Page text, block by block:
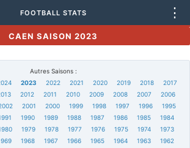
FOOTBALL STATS ⋮
CAEN SAISON 2023
Autres Saisons :
2023 2022 2021 2020 2019 2018
2017
2012 2011 2010 2009 2008 2007
2006
2001 2000 1999 1998 1997 1996
1995
1990 1989 1988 1987 1986 1985
1984
1979 1978 1977 1976 1975 1974
1973
1968 1967 1966 1965 1964 1963
1962